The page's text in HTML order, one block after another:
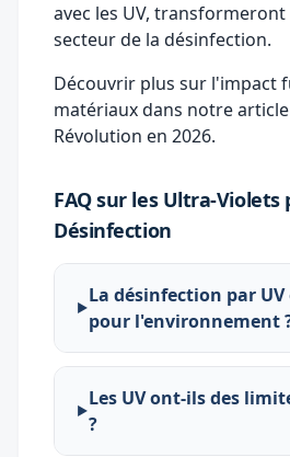
avec les UV,
secteur de la désinfection.
Découvrir plus sur l'impact
matériaux dans notre article
Révolution en 2026.
FAQ sur les Ultra-Violets
Désinfection
La désinfection par
pour l'environnement
Les UV ont-ils des
?